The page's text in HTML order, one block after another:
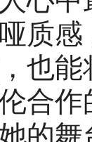
质感
也
合
的